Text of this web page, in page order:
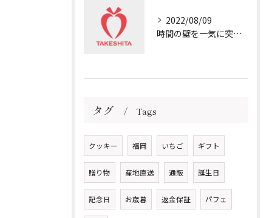
2022/08/09
時間の壁を一気に突き破る非日常
タグ Tags
クッキー 福岡 いちご ギフト
贈り物 産地直送 通販 誕生日
記念日 お歳暮 返金保証 パフェ